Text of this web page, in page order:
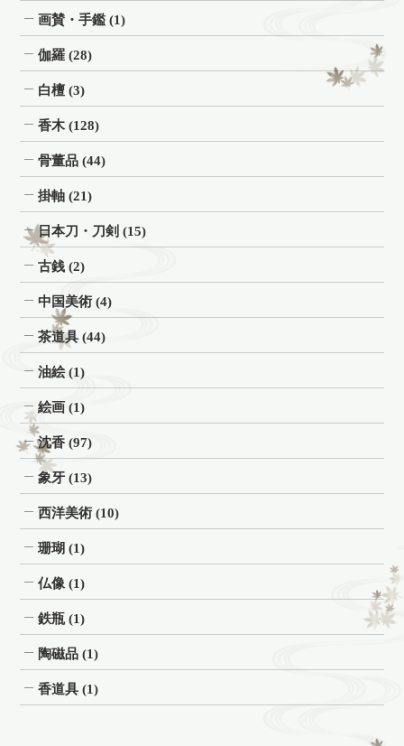
画賛・手鑑(1)
伽羅(28)
白檀(3)
香木(128)
骨董品(44)
掛軸(21)
日本刀・刀剣(15)
古銭(2)
中国美術(4)
茶道具(44)
油絵(1)
絵画(1)
沈香(97)
象牙(13)
西洋美術(10)
珊瑚(1)
仏像(1)
鉄瓶(1)
陶磁品(1)
香道具(1)